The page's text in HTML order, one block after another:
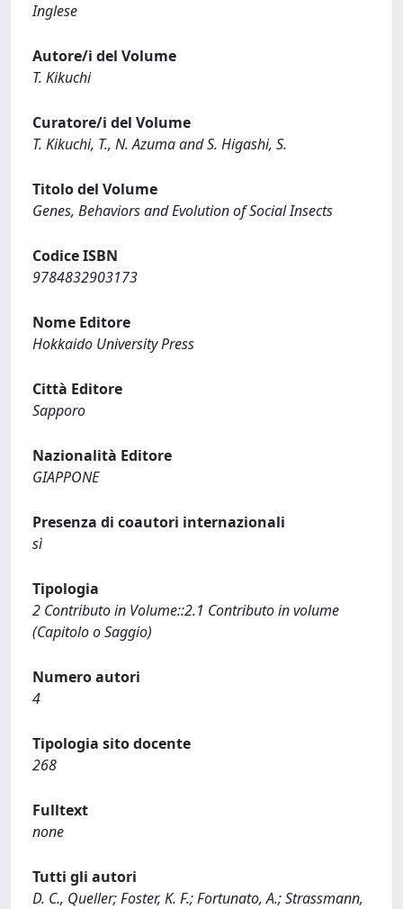
Inglese
Autore/i del Volume
T. Kikuchi
Curatore/i del Volume
T. Kikuchi, T., N. Azuma and S. Higashi, S.
Titolo del Volume
Genes, Behaviors and Evolution of Social Insects
Codice ISBN
9784832903173
Nome Editore
Hokkaido University Press
Città Editore
Sapporo
Nazionalità Editore
GIAPPONE
Presenza di coautori internazionali
sì
Tipologia
2 Contributo in Volume::2.1 Contributo in volume
(Capitolo o Saggio)
Numero autori
4
Tipologia sito docente
268
Fulltext
none
Tutti gli autori
D. C., Queller; Foster, K. F.; Fortunato, A.; Strassmann,